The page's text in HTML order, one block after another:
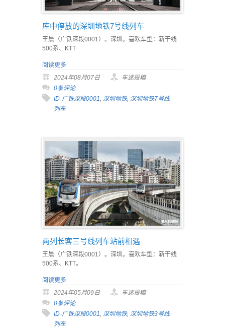
库中停放的深圳地铁7号线列车
王晨（广铁深段0001）。深圳。喜欢车型：新干线
500系、KTT
阅读更多
2024年08月07日
车迷投稿
0条评论
ID-广铁深段0001, 深圳地铁, 深圳地铁7号线
列车
两列长客三号线列车站前相遇
王晨（广铁深段0001）。深圳。喜欢车型：新干线
500系、KTT。
阅读更多
2024年05月09日
车迷投稿
0条评论
ID-广铁深段0001
深圳地铁, 深圳地铁3号线
列车